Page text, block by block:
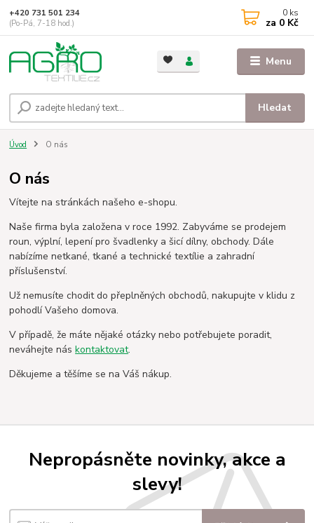
Menu
Hledat
+420 731 501 234
(Po-Pá, 7-18 hod.)
0 ks
za 0 Kč
Úvod O nás
O nás
Vítejte na stránkách našeho e-shopu.
Naše firma byla založena v roce 1992. Zabyváme se prodejem
roun, výplní, lepení pro švadlenky a šicí dílny, obchody. Dále
nabízíme netkané, tkané a technické textílie a zahradní
příslušenství.
Už nemusíte chodit do přeplněných obchodů, nakupujte v klidu z
pohodlí Vašeho domova.
V případě, že máte nějaké otázky nebo potřebujete poradit,
neváhejte náskontaktovat.
Děkujeme a těšíme se na Váš nákup.
Nepropásněte novinky, akce a
slevy!